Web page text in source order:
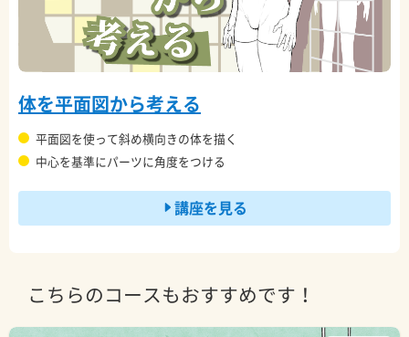
体を平面図から考える
平面図を使って斜め横向きの体を描く
中心を基準にパーツに角度をつける
講座を見る
こちらのコースもおすすめです！